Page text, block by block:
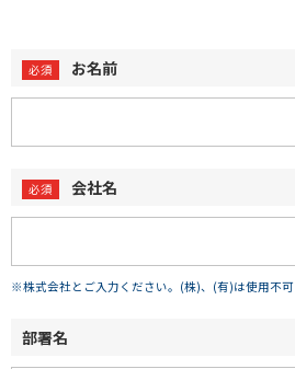
お名前
会社名
※株式会社とご入力ください。(株)、(有)は使用不可
部署名